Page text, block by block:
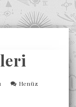
Henüz